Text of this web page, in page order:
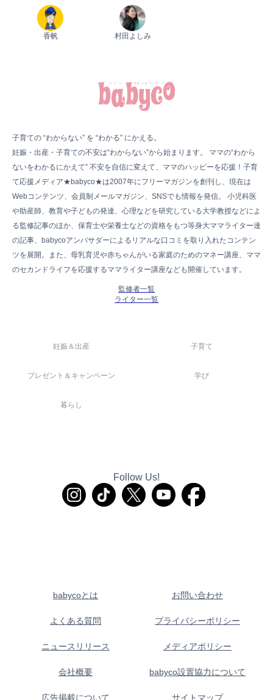
香帆 村田よしみ
子育ての “わからない” を “わかる” にかえる。
妊娠・出産・子育ての不安は“わからない”から始まります。 ママの“わから
ないをわかるにかえて” 不安を自信に変えて、ママのハッピーを応援！子育
て応援メディア★babyco★は2007年にフリーマガジンを創刊し、現在は
Webコンテンツ、会員制メールマガジン、SNSでも情報を発信。 小児科医
や助産師、教育や子どもの発達、心理などを研究している大学教授などによ
る監修記事のほか、保育士や栄養士などの資格をもつ等身大ママライター達
の記事、babycoアンバサダーによるリアルな口コミを取り入れたコンテン
ツを展開。また、母乳育児や赤ちゃんがいる家庭のためのマネー講座、ママ
のセカンドライフを応援するママライター講座なども開催しています。
監修者一覧
ライター一覧
妊娠＆出産 子育て
プレゼント＆キャンペーン 学び
暮らし
Follow Us!
babycoとは お問い合わせ
よくある質問 プライバシーポリシー
ニュースリリース メディアポリシー
会社概要 babyco設置協力について
広告掲載について サイトマップ